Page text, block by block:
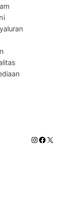
Instagram
X